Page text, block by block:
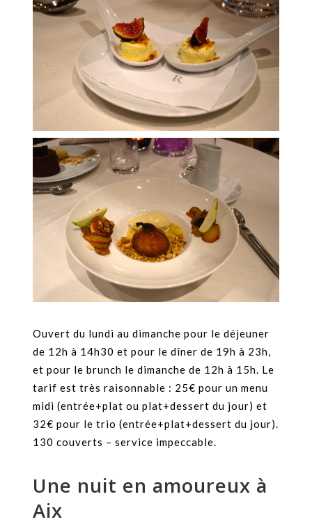
Ouvert du lundi au dimanche pour le déjeuner
de 12h à 14h30 et pour le dîner de 19h à 23h,
et pour le brunch le dimanche de 12h à 15h. Le
tarif est très raisonnable : 25€ pour un menu
midi (entrée+plat ou plat+dessert du jour) et
32€ pour le trio (entrée+plat+dessert du jour).
130 couverts – service impeccable.
Une nuit en amoureux à
Aix